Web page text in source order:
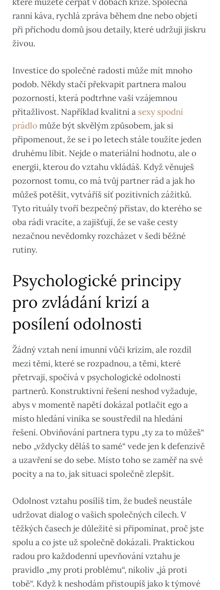
ranní káva, rychlá zpráva během dne nebo objetí
při příchodu domů jsou detaily, které udržují jiskru
živou.
Investice do společné radosti může mít mnoho
podob. Někdy stačí překvapit partnera malou
pozorností, která podtrhne vaši vzájemnou
přitažlivost. Například kvalitní a sexy spodní
prádlomůže být skvělým způsobem, jak si
připomenout, že se i po letech stále toužíte jeden
druhému líbit. Nejde o materiální hodnotu, ale o
energii, kterou do vztahu vkládáš. Když věnuješ
pozornost tomu, co má tvůj partner rád a jak ho
můžeš potěšit, vytváříš síť pozitivních zážitků.
Tyto rituály tvoří bezpečný přístav, do kterého se
oba rádi vracíte, a zajišťují, že se vaše cesty
nezačnou nevědomky rozcházet v šedi běžné
rutiny.
Psychologické principy
pro zvládání krizí a
posílení odolnosti
Žádný vztah není imunní vůči krizím, ale rozdíl
mezi těmi, které se rozpadnou, a těmi, které
přetrvají, spočívá v psychologické odolnosti
partnerů. Konstruktivní řešení neshod vyžaduje,
abys v momentě napětí dokázal potlačit ego a
místo hledání viníka se soustředil na hledání
řešení. Obviňování partnera typu „ty za to můžeš“
nebo „vždycky děláš to samé“ vede jen k defenzivě
a uzavření se do sebe. Místo toho se zaměř na své
pocity a na to, jak situaci společně zlepšit.
Odolnost vztahu posílíš tím, že budeš neustále
udržovat dialog o vašich společných cílech. V
těžkých časech je důležité si připomínat, proč jste
spolu a co jste už společně dokázali. Praktickou
radou pro každodenní upevňování vztahu je
pravidlo „my proti problému“, nikoliv „já proti
tobě“. Když k neshodám přistoupíš jako k týmové